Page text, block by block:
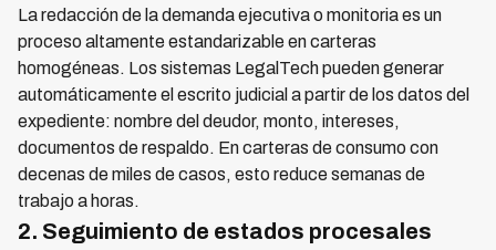
La redacción de la demanda ejecutiva o monitoria es un
proceso altamente estandarizable en carteras
homogéneas. Los sistemas LegalTech pueden generar
automáticamente el escrito judicial a partir de los datos del
expediente: nombre del deudor, monto, intereses,
documentos de respaldo. En carteras de consumo con
decenas de miles de casos, esto reduce semanas de
trabajo a horas.
2. Seguimiento de estados procesales